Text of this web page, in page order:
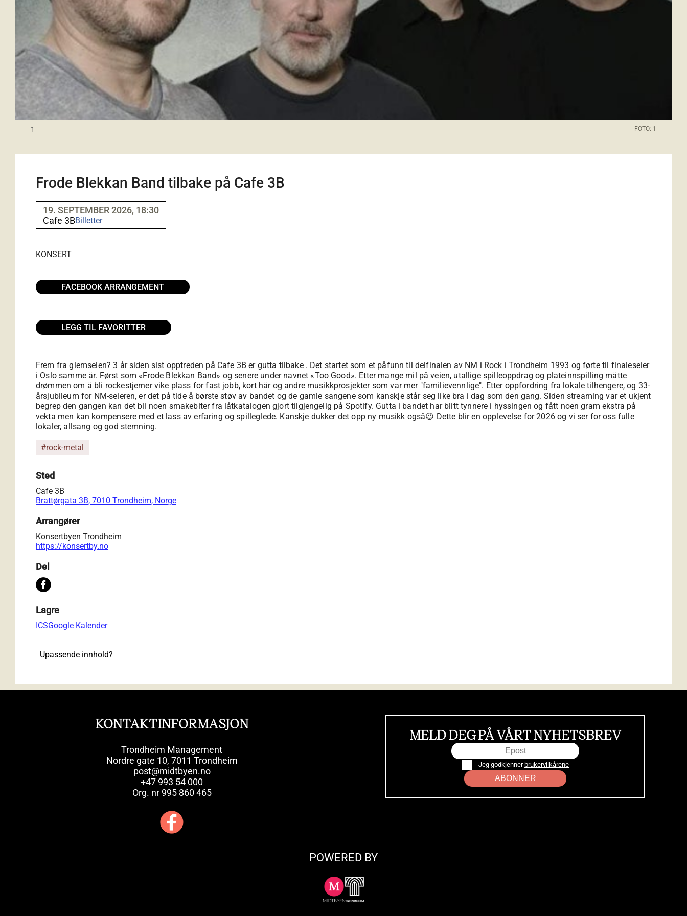
1 FOTO: 1
Frode Blekkan Band tilbake på Cafe 3B
19. SEPTEMBER 2026, 18:30
Cafe 3BBilletter
KONSERT
FACEBOOK ARRANGEMENT
LEGG TIL FAVORITTER
Frem fra glemselen? 3 år siden sist opptreden på Cafe 3B er gutta tilbake . Det startet som et påfunn til delfinalen av NM i Rock i Trondheim 1993 og førte til finaleseier
i Oslo samme år. Først som «Frode Blekkan Band» og senere under navnet «Too Good». Etter mange mil på veien, utallige spilleoppdrag og plateinnspilling måtte
drømmen om å bli rockestjerner vike plass for fast jobb, kort hår og andre musikkprosjekter som var mer "familievennlige". Etter oppfordring fra lokale tilhengere, og 33-
årsjubileum for NM-seieren, er det på tide å børste støv av bandet og de gamle sangene som kanskje står seg like bra i dag som den gang. Siden streaming var et ukjent
begrep den gangen kan det bli noen smakebiter fra låtkatalogen gjort tilgjengelig på Spotify. Gutta i bandet har blitt tynnere i hyssingen og fått noen gram ekstra på
vekta men kan kompensere med et lass av erfaring og spilleglede. Kanskje dukker det opp ny musikk også😉 Dette blir en opplevelse for 2026 og vi ser for oss fulle
lokaler, allsang og god stemning.
#rock-metal
Sted
Cafe 3B
Brattørgata 3B, 7010 Trondheim, Norge
Arrangører
Konsertbyen Trondheim
https://konsertby.no
Del
Lagre
ICSGoogle Kalender
Upassende innhold?
KONTAKTINFORMASJON
Trondheim Management
Nordre gate 10, 7011 Trondheim
post@midtbyen.no
+47 993 54 000
Org. nr 995 860 465
MELD DEG PÅ VÅRT NYHETSBREV
Jeg godkjenner brukervilkårene
ABONNER
POWERED BY